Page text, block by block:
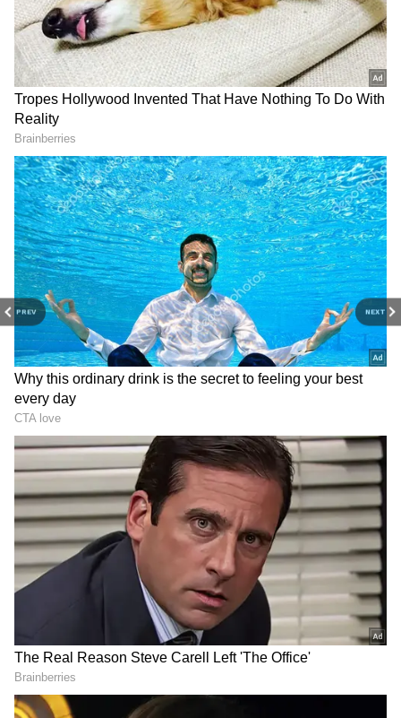
PREV NEXT
RECOMMENDED STORIES
హైద‌రాబాద్‌లోని సుచిత్ర స‌ర్కిల్‌కు
ఆ పేరు ఎలా వ‌చ్చిందో తెలుసా.?
వైన్స్ దుకాణాలు బంద్.. ప్ర‌భుత్వం
కీలక నిర్ణ‌యం.
ప్రైవేట్ స్కూళ్ల ఫీజులపై తెలంగాణ
సర్కార్ కఠిన ఆదేశాలు.. ఆ
వివ‌రాలు క‌చ్చితంగా
తెల‌పాల్సిందే
School Holidays : విద్యార్థులు
ఎగిరిగంతేసే న్యూస్.. ఏపీలో
మూడ్రోజులు స్కూళ్లు, కాలేజీలకు